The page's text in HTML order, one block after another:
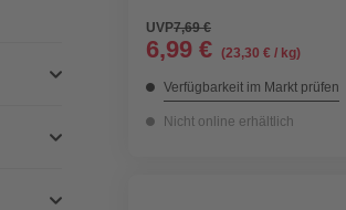
UVP7,69 €
6,99 € (23,30 € / kg)
Verfügbarkeit im Markt prüfen
Nicht online erhältlich